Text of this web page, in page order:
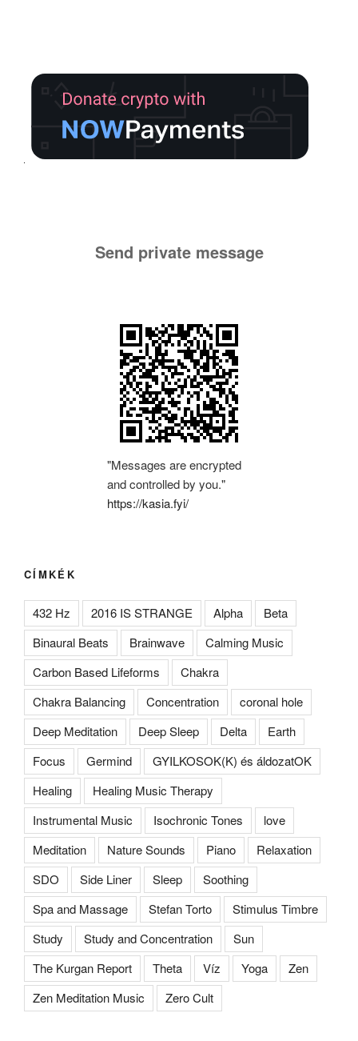
Send private message
"Messages are encrypted
and controlled by you."
https://kasia.fyi/
CÍMKÉK
432 Hz 2016 IS STRANGE Alpha
Beta
Binaural Beats
Brainwave
Calming Music
Carbon Based Lifeforms
Chakra
Chakra Balancing
Concentration
coronal hole
Deep Meditation
Deep Sleep Delta
Earth
Focus
Germind
GYILKOSOK(K) és áldozatOK
Healing
Healing Music Therapy
Instrumental Music
Isochronic Tones
love
Meditation
Nature Sounds Piano
Relaxation
SDO
Side Liner Sleep
Soothing
Spa and Massage
Stefan Torto
Stimulus Timbre
Study
Study and Concentration
Sun
The Kurgan Report
Theta Víz Yoga
Zen
Zen Meditation Music
Zero Cult